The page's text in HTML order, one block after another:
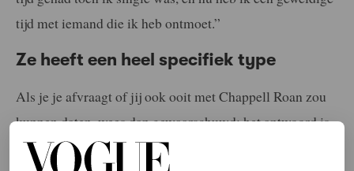
tijd met iemand die ik heb ontmoet.”
Ze heeft een heel specifiek type
Als je je afvraagt ​​of jij ook ooit met Chappell Roan zou
kunnen daten, wees dan gewaarschuwd: het antwoord is
afhankelijk van je comfortniveau met insecten. “De kans